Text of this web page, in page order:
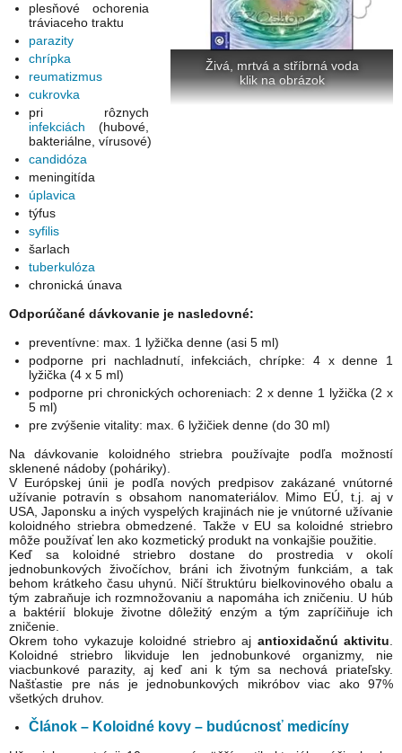
Živá, mrtvá a stříbrná voda
klik na obrázok
plesňové ochorenia
tráviaceho traktu
parazity
chrípka
reumatizmus
cukrovka
pri rôznych
infekciách (hubové,
bakteriálne, vírusové)
candidóza
meningitída
úplavica
týfus
syfilis
šarlach
tuberkulóza
chronická únava
Odporúčané dávkovanie je nasledovné:
preventívne: max. 1 lyžička denne (asi 5 ml)
podporne pri nachladnutí, infekciách, chrípke: 4 x denne 1
lyžička (4 x 5 ml)
podporne pri chronických ochoreniach: 2 x denne 1 lyžička (2 x
5 ml)
pre zvýšenie vitality: max. 6 lyžičiek denne (do 30 ml)
Na dávkovanie koloidného striebra používajte podľa možností
sklenené nádoby (poháriky).
V Európskej únii je podľa nových predpisov zakázané vnútorné
užívanie potravín s obsahom nanomateriálov. Mimo EÚ, t.j. aj v
USA, Japonsku a iných vyspelých krajinách nie je vnútorné užívanie
koloidného striebra obmedzené. Takže v EU sa koloidné striebro
môže používať len ako kozmetický produkt na vonkajšie použitie.
Keď sa koloidné striebro dostane do prostredia v okolí
jednobunkových živočíchov, bráni ich životným funkciám, a tak
behom krátkeho času uhynú. Ničí štruktúru bielkovinového obalu a
tým zabraňuje ich rozmnožovaniu a napomáha ich zničeniu. U húb
a baktérií blokuje životne dôležitý enzým a tým zapríčiňuje ich
zničenie.
Okrem toho vykazuje koloidné striebro aj antioxidačnú aktivitu
Koloidné striebro likviduje len jednobunkové organizmy, nie
viacbunkové parazity, aj keď ani k tým sa nechová priateľsky.
Našťastie pre nás je jednobunkových mikróbov viac ako 97%
všetkých druhov.
Článok – Koloidné kovy – budúcnosť medicíny